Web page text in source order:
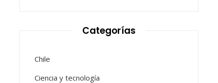
Categorías
Chile
Ciencia y tecnología